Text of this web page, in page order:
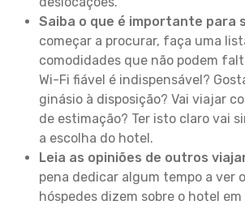
Saiba o que é importante para
começar a procurar, faça uma
comodidades que não podem
Wi-Fi fiável é indispensável?
ginásio à disposição? Vai viajar
de estimação? Ter isto claro vai
a escolha do hotel.
Leia as opiniões de outros
pena dedicar algum tempo a ver
hóspedes dizem sobre o hotel